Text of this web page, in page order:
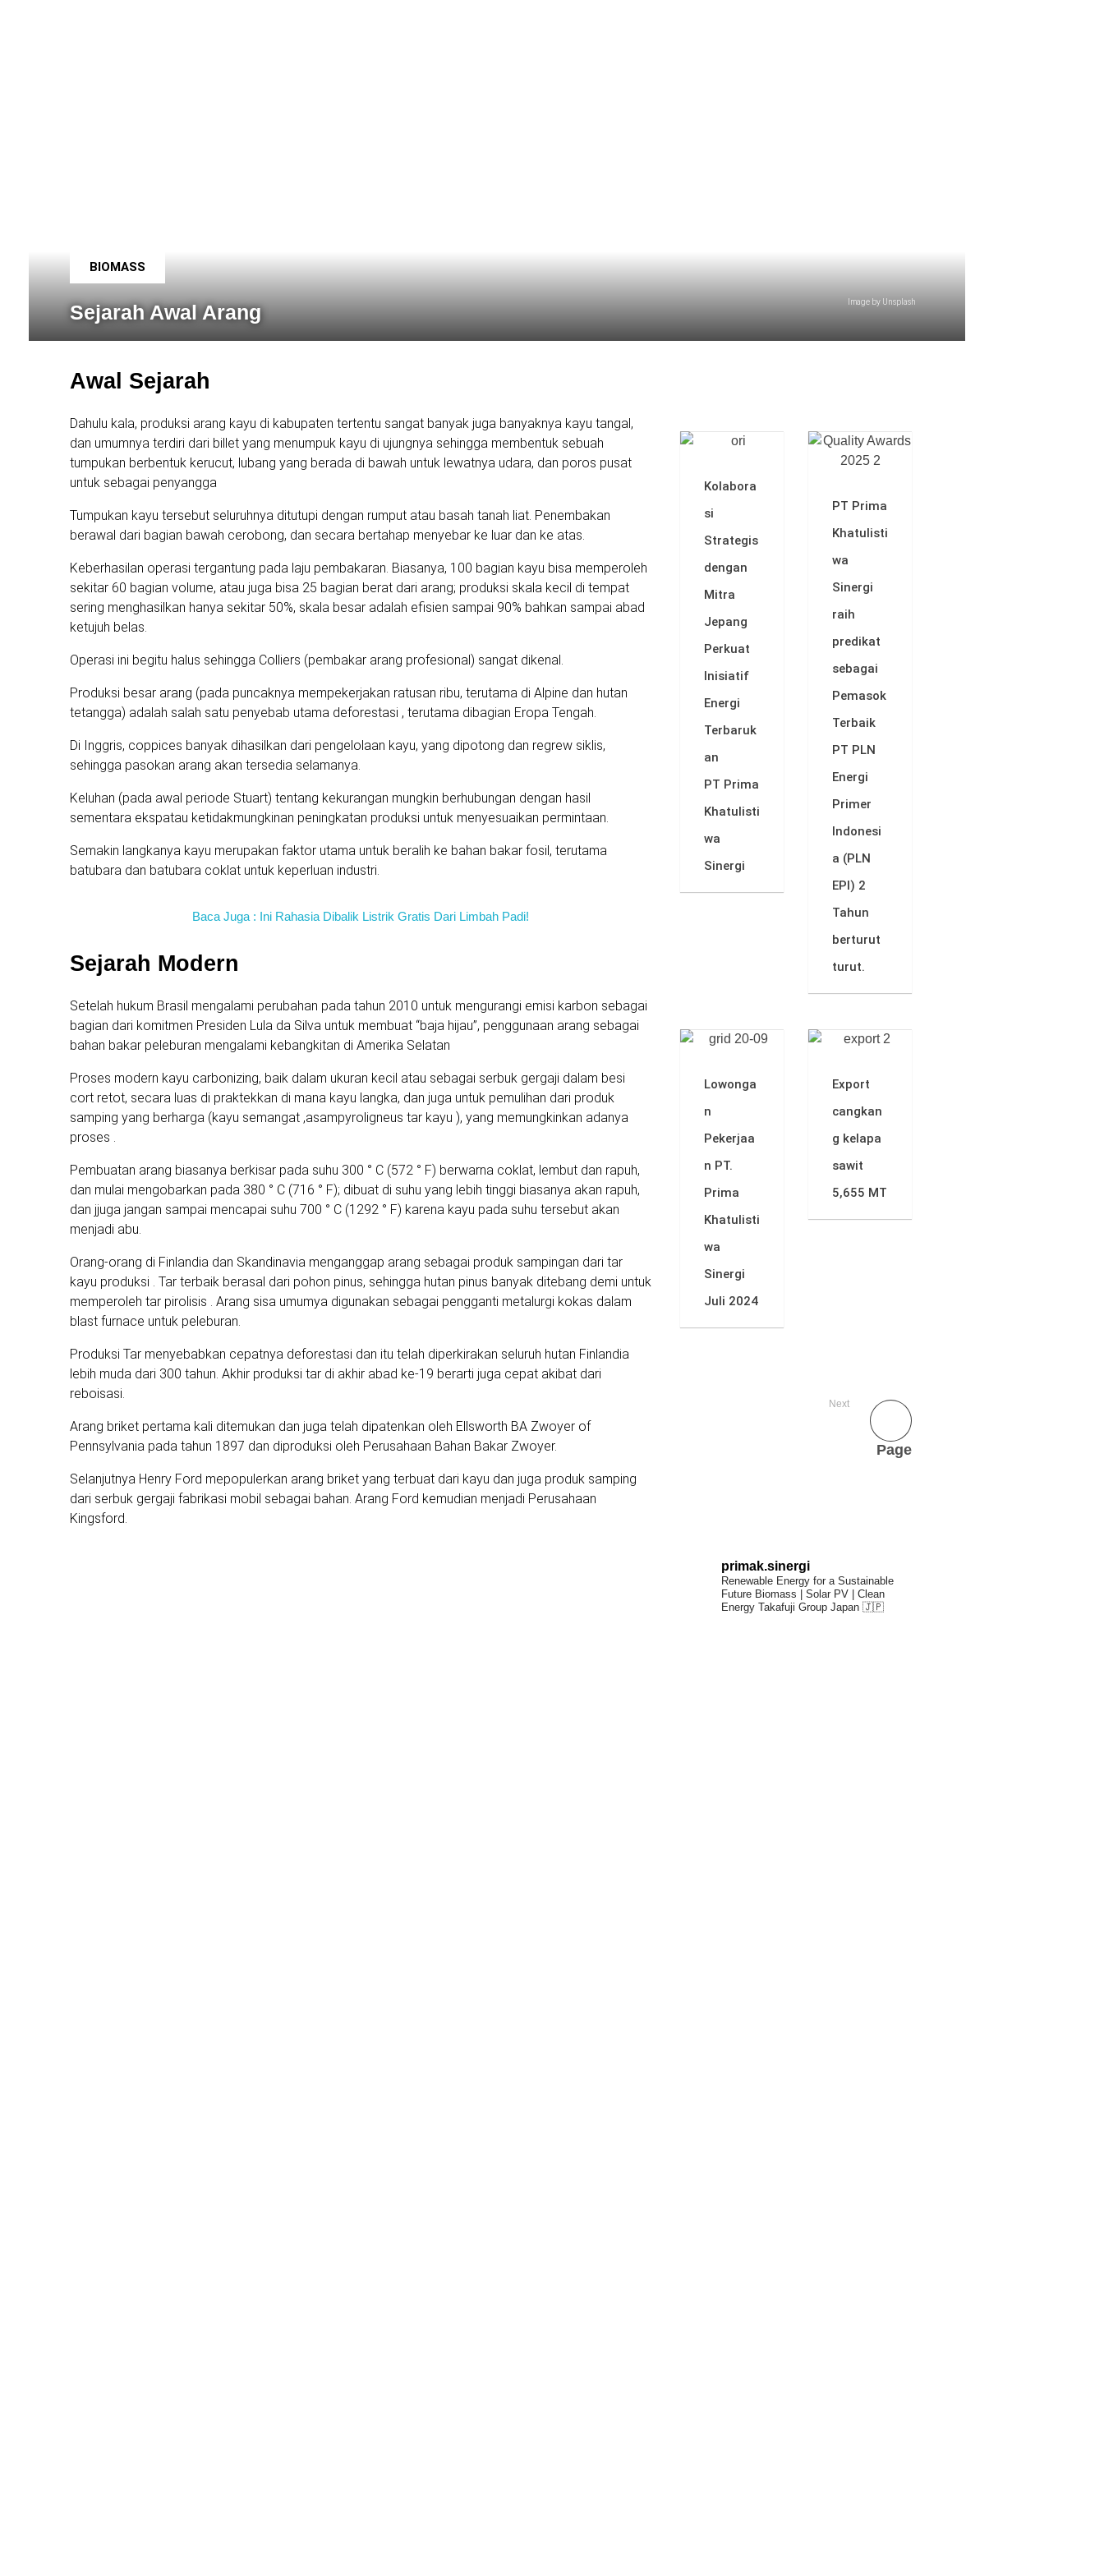
BIOMASS
Sejarah Awal Arang Image by Unsplash
Awal Sejarah
Dahulu kala, produksi arang kayu di kabupaten tertentu sangat banyak juga banyaknya kayu tangal,
dan umumnya terdiri dari billet yang menumpuk kayu di ujungnya sehingga membentuk sebuah
tumpukan berbentuk kerucut, lubang yang berada di bawah untuk lewatnya udara, dan poros pusat
untuk sebagai penyangga
Tumpukan kayu tersebut seluruhnya ditutupi dengan rumput atau basah tanah liat. Penembakan
berawal dari bagian bawah cerobong, dan secara bertahap menyebar ke luar dan ke atas.
Keberhasilan operasi tergantung pada laju pembakaran. Biasanya, 100 bagian kayu bisa memperoleh
sekitar 60 bagian volume, atau juga bisa 25 bagian berat dari arang; produksi skala kecil di tempat
sering menghasilkan hanya sekitar 50%, skala besar adalah efisien sampai 90% bahkan sampai abad
ketujuh belas.
Operasi ini begitu halus sehingga Colliers (pembakar arang profesional) sangat dikenal.
Produksi besar arang (pada puncaknya mempekerjakan ratusan ribu, terutama di Alpine dan hutan
tetangga) adalah salah satu penyebab utama deforestasi , terutama dibagian Eropa Tengah.
Di Inggris, coppices banyak dihasilkan dari pengelolaan kayu, yang dipotong dan regrew siklis,
sehingga pasokan arang akan tersedia selamanya.
Keluhan (pada awal periode Stuart) tentang kekurangan mungkin berhubungan dengan hasil
sementara ekspatau ketidakmungkinan peningkatan produksi untuk menyesuaikan permintaan.
Semakin langkanya kayu merupakan faktor utama untuk beralih ke bahan bakar fosil, terutama
batubara dan batubara coklat untuk keperluan industri.
Baca Juga : Ini Rahasia Dibalik Listrik Gratis Dari Limbah Padi!
Sejarah Modern
Setelah hukum Brasil mengalami perubahan pada tahun 2010 untuk mengurangi emisi karbon sebagai
bagian dari komitmen Presiden Lula da Silva untuk membuat “baja hijau”, penggunaan arang sebagai
bahan bakar peleburan mengalami kebangkitan di Amerika Selatan
Proses modern kayu carbonizing, baik dalam ukuran kecil atau sebagai serbuk gergaji dalam besi
cort retot, secara luas di praktekkan di mana kayu langka, dan juga untuk pemulihan dari produk
samping yang berharga (kayu semangat ,asampyroligneus tar kayu ), yang memungkinkan adanya
proses .
Pembuatan arang biasanya berkisar pada suhu 300 ° C (572 ° F) berwarna coklat, lembut dan rapuh,
dan mulai mengobarkan pada 380 ° C (716 ° F); dibuat di suhu yang lebih tinggi biasanya akan rapuh,
dan jjuga jangan sampai mencapai suhu 700 ° C (1292 ° F) karena kayu pada suhu tersebut akan
menjadi abu.
Orang-orang di Finlandia dan Skandinavia menganggap arang sebagai produk sampingan dari tar
kayu produksi . Tar terbaik berasal dari pohon pinus, sehingga hutan pinus banyak ditebang demi untuk
memperoleh tar pirolisis . Arang sisa umumya digunakan sebagai pengganti metalurgi kokas dalam
blast furnace untuk peleburan.
Produksi Tar menyebabkan cepatnya deforestasi dan itu telah diperkirakan seluruh hutan Finlandia
lebih muda dari 300 tahun. Akhir produksi tar di akhir abad ke-19 berarti juga cepat akibat dari
reboisasi.
Arang briket pertama kali ditemukan dan juga telah dipatenkan oleh Ellsworth BA Zwoyer of
Pennsylvania pada tahun 1897 dan diproduksi oleh Perusahaan Bahan Bakar Zwoyer.
Selanjutnya Henry Ford mepopulerkan arang briket yang terbuat dari kayu dan juga produk samping
dari serbuk gergaji fabrikasi mobil sebagai bahan. Arang Ford kemudian menjadi Perusahaan
Kingsford.
Kolabora
si
Strategis
dengan
Mitra
Jepang
Perkuat
Inisiatif
Energi
Terbaruk
an
PT Prima
Khatulisti
wa
Sinergi
PT Prima
Khatulisti
wa
Sinergi
raih
predikat
sebagai
Pemasok
Terbaik
PT PLN
Energi
Primer
Indonesi
a (PLN
EPI) 2
Tahun
berturut
turut.
Lowonga
n
Pekerjaa
n PT.
Prima
Khatulisti
wa
Sinergi
Juli 2024
Export
cangkan
g kelapa
sawit
5,655 MT
Next
Page
primak.sinergi
Renewable Energy for a Sustainable
Future Biomass | Solar PV | Clean
Energy Takafuji Group Japan 🇯🇵